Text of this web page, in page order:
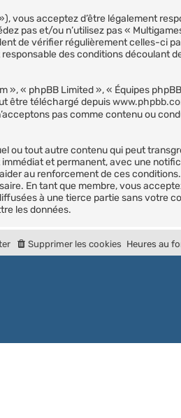
vous acceptez d’être légalement
pas et/ou n’utilisez pas «
de vérifier régulièrement celles-ci
des conditions découlant
», « phpBB Limited », « Équipes
être téléchargé depuis
pas comme contenu ou
ou tout autre contenu qui peut
et permanent, avec une
au renforcement de ces
En tant que membre, vous
à une tierce partie sans votre
les données.
Heures au
Supprimer les cookies